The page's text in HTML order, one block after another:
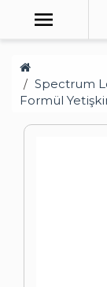
Spectrum
Formül